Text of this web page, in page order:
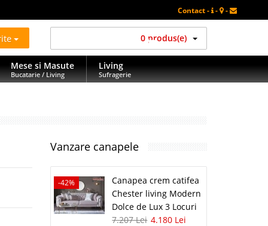
Contact - - -
0 produs(e)
Mese si Masute
Bucatarie / Living
Living
Sufragerie
Vanzare canapele
-42%
Canapea crem catifea
Chester living Modern
Dolce de Lux 3 Locuri
7.207 Lei 4.180 Lei